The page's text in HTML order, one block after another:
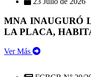
MNA INAUGURÓ
LA PLACA,
Ver Más